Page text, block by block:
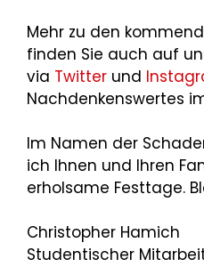
Mehr zu den
finden Sie auch auf
via Twitter und
Nachdenkenswertes
Im Namen der
ich Ihnen und Ihren
erholsame Festtage.
Christopher Hamich
Studentischer